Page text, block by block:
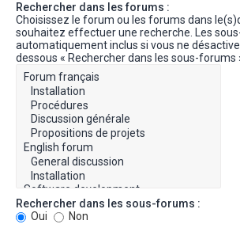
Rechercher dans les forums :
Choisissez le forum ou les forums dans
souhaitez effectuer une recherche. Les
automatiquement inclus si vous ne
dessous « Rechercher dans les sous-forums
Rechercher dans les sous-forums :
Oui
Non